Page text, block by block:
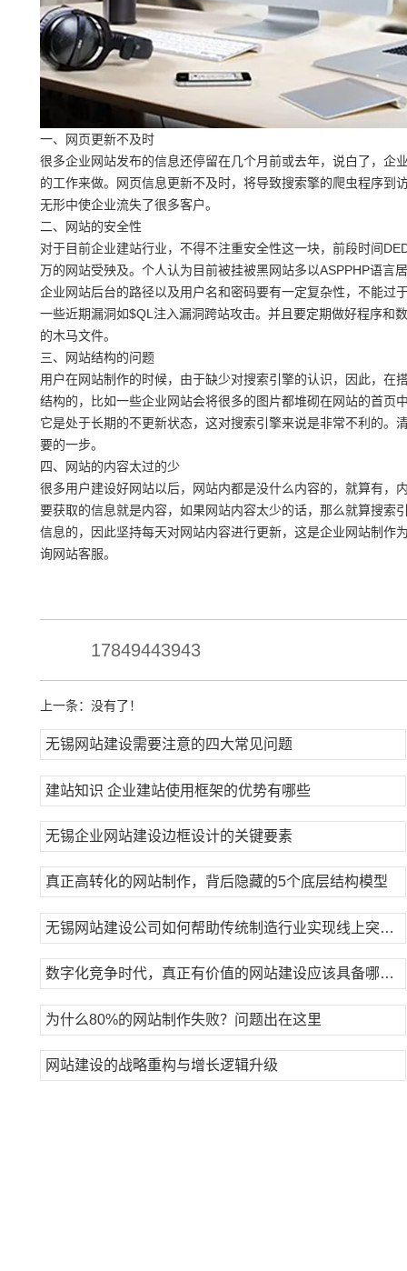
一、网页更新不及时
很多企业网站发布的信息还停留在几个月前或去年，说白了，
的工作来做。网页信息更新不及时，将导致搜索擎的爬虫程序
无形中使企业流失了很多客户。
二、网站的安全性
对于目前企业建站行业，不得不注重安全性这一块，前段时间
万的网站受殃及。个人认为目前被挂被黑网站多以ASPPHP语
企业网站后台的路径以及用户名和密码要有一定复杂性，不能
一些近期漏洞如$QL注入漏洞跨站攻击。并且要定期做好程序和
的木马文件。
三、网站结构的问题
用户在网站制作的时候，由于缺少对搜索引擎的认识，因此，
结构的，比如一些企业网站会将很多的图片都堆砌在网站的首
它是处于长期的不更新状态，这对搜索引擎来说是非常不利的
要的一步。
四、网站的内容太过的少
很多用户建设好网站以后，网站内都是没什么内容的，就算有
要获取的信息就是内容，如果网站内容太少的话，那么就算搜
信息的，因此坚持每天对网站内容进行更新，这是企业网站制
询网站客服。
17849443943
上一条：没有了！
无锡网站建设需要注意的四大常见问题
建站知识 企业建站使用框架的优势有哪些
无锡企业网站建设边框设计的关键要素
真正高转化的网站制作，背后隐藏的5个底层结构模型
无锡网站建设公司如何帮助传统制造行业实现线上突破？
数字化竞争时代，真正有价值的网站建设应该具备哪些能力？
为什么80%的网站制作失败？问题出在这里
网站建设的战略重构与增长逻辑升级